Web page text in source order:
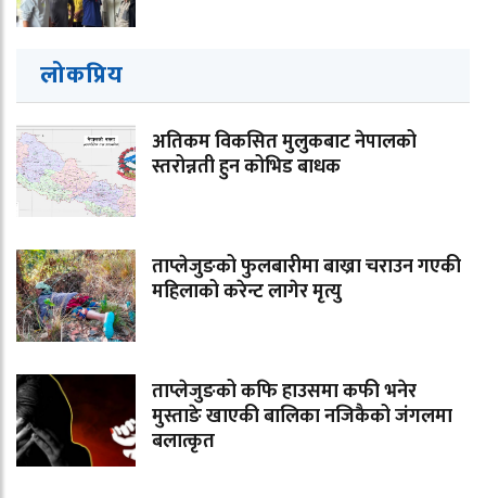
लोकप्रिय
अतिकम विकसित मुलुकबाट नेपालको
स्तरोन्नती हुन कोभिड बाधक
ताप्लेजुङको फुलबारीमा बाख्रा चराउन गएकी
महिलाको करेन्ट लागेर मृत्यु
ताप्लेजुङको कफि हाउसमा कफी भनेर
मुस्ताङे खाएकी बालिका नजिकैको जंगलमा
बलात्कृत